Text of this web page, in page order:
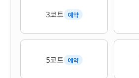
3코트 예약
5코트 예약